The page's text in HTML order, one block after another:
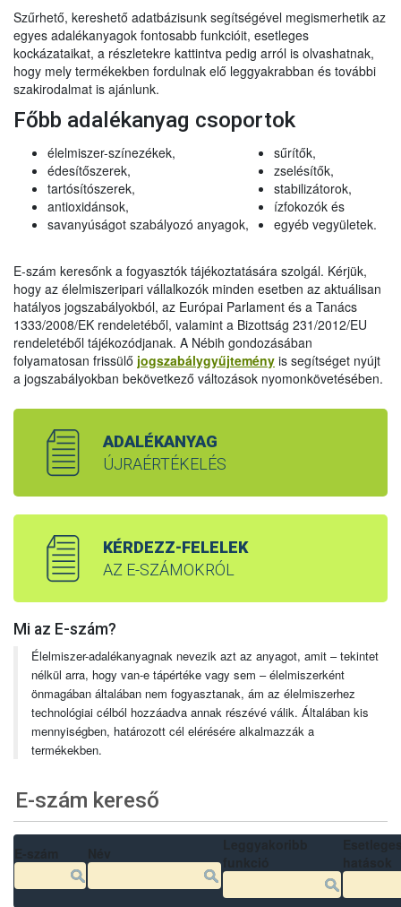
Szűrhető, kereshető adatbázisunk segítségével megismerhetik az
egyes adalékanyagok fontosabb funkcióit, esetleges
kockázataikat, a részletekre kattintva pedig arról is olvashatnak,
hogy mely termékekben fordulnak elő leggyakrabban és további
szakirodalmat is ajánlunk.
Főbb adalékanyag csoportok
élelmiszer-színezékek,
édesítőszerek,
tartósítószerek,
antioxidánsok,
savanyúságot szabályozó anyagok,
sűrítők,
zselésítők,
stabilizátorok,
ízfokozók és
egyéb vegyületek.
E-szám keresőnk a fogyasztók tájékoztatására szolgál. Kérjük,
hogy az élelmiszeripari vállalkozók minden esetben az aktuálisan
hatályos jogszabályokból, az Európai Parlament és a Tanács
1333/2008/EK rendeletéből, valamint a Bizottság 231/2012/EU
rendeletéből tájékozódjanak. A Nébih gondozásában
folyamatosan frissülő jogszabálygyűjtemény is segítséget nyújt
a jogszabályokban bekövetkező változások nyomonkövetésében.
ADALÉKANYAG
ÚJRAÉRTÉKELÉS
KÉRDEZZ-FELELEK
AZ E-SZÁMOKRÓL
Mi az E-szám?
Élelmiszer-adalékanyagnak nevezik azt az anyagot, amit – tekintet
nélkül arra, hogy van-e tápértéke vagy sem – élelmiszerként
önmagában általában nem fogyasztanak, ám az élelmiszerhez
technológiai célból hozzáadva annak részévé válik. Általában kis
mennyiségben, határozott cél elérésére alkalmazzák a
termékekben.
E-szám kereső